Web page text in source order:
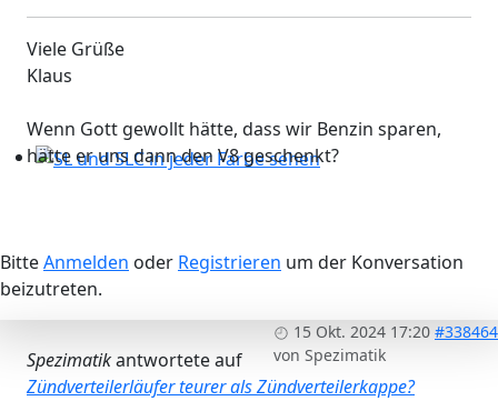
Viele Grüße
Klaus
Wenn Gott gewollt hätte, dass wir Benzin sparen,
hätte er uns dann den V8 geschenkt?
BitteAnmelden oder Registrieren um der Konversation
beizutreten.
15 Okt. 2024 17:20 #338464
von Spezimatik
Spezimatikantwortete auf
Zündverteilerläufer teurer als Zündverteilerkappe?